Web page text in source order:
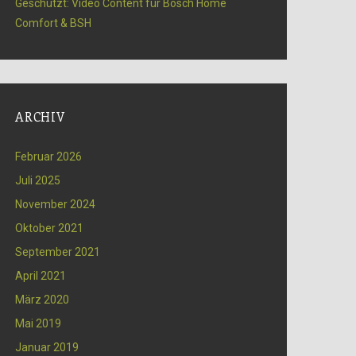
Geschützt: Video Content für Bosch Home
Comfort & BSH
ARCHIV
Februar 2026
Juli 2025
November 2024
Oktober 2021
September 2021
April 2021
März 2020
Mai 2019
Januar 2019